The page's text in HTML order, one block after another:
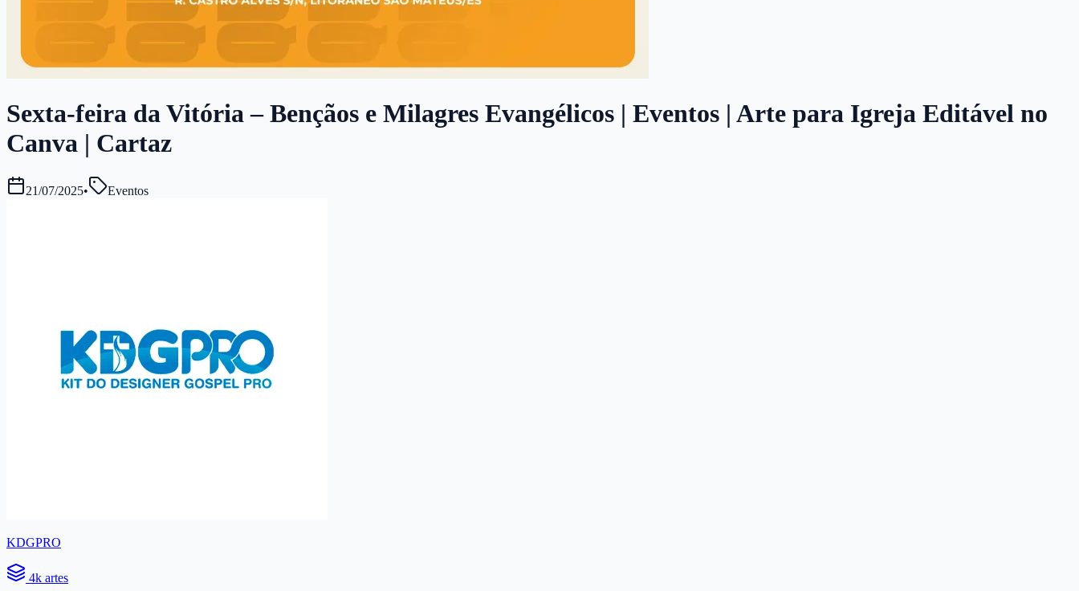
Sexta-feira da Vitória – Bençãos e Milagres Evangélicos | Eventos | Arte para Igreja Editável no
Canva | Cartaz
21/07/2025• Eventos
KDGPRO
4k artes